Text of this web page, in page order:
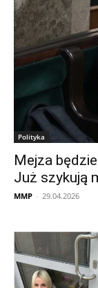
Polityka
Mejza
Już szykują
MMP - 29.04.2026